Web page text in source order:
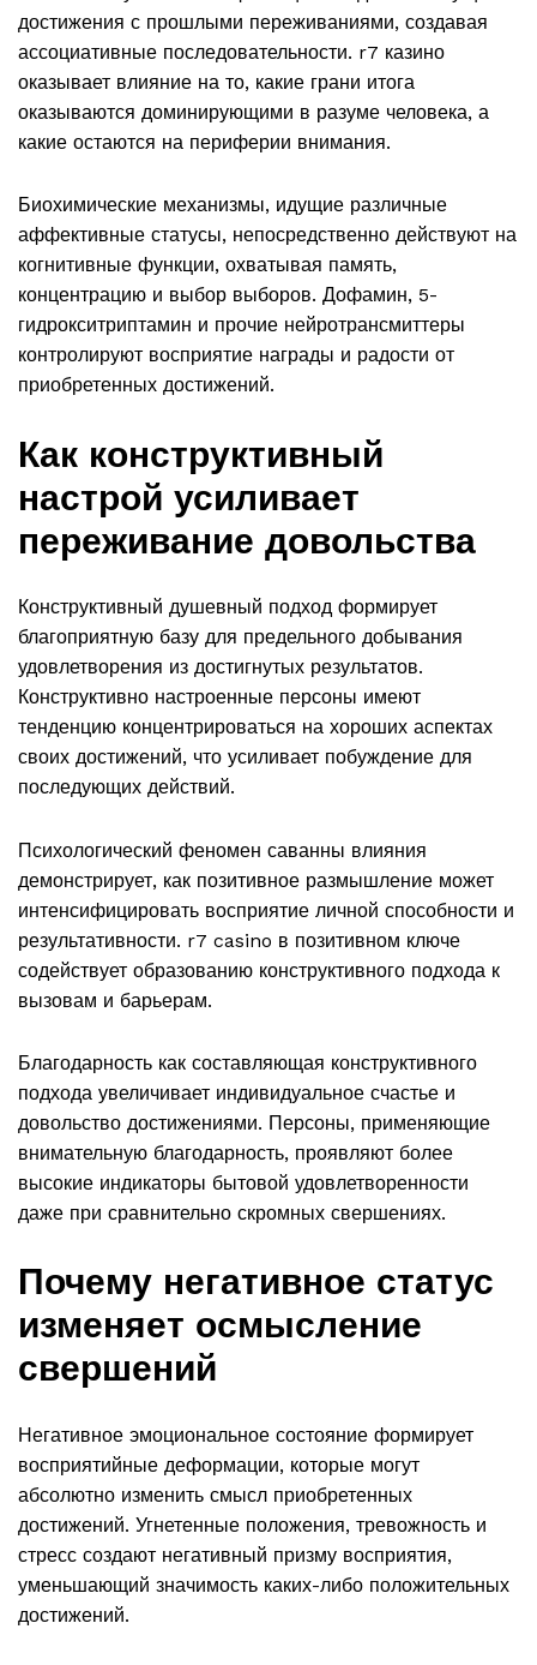
достижения с прошлыми переживаниями, создавая
ассоциативные последовательности. r7 казино
оказывает влияние на то, какие грани итога
оказываются доминирующими в разуме человека, а
какие остаются на периферии внимания.
Биохимические механизмы, идущие различные
аффективные статусы, непосредственно действуют на
когнитивные функции, охватывая память,
концентрацию и выбор выборов. Дофамин, 5-
гидрокситриптамин и прочие нейротрансмиттеры
контролируют восприятие награды и радости от
приобретенных достижений.
Как конструктивный
настрой усиливает
переживание довольства
Конструктивный душевный подход формирует
благоприятную базу для предельного добывания
удовлетворения из достигнутых результатов.
Конструктивно настроенные персоны имеют
тенденцию концентрироваться на хороших аспектах
своих достижений, что усиливает побуждение для
последующих действий.
Психологический феномен саванны влияния
демонстрирует, как позитивное размышление может
интенсифицировать восприятие личной способности и
результативности. r7 casino в позитивном ключе
содействует образованию конструктивного подхода к
вызовам и барьерам.
Благодарность как составляющая конструктивного
подхода увеличивает индивидуальное счастье и
довольство достижениями. Персоны, применяющие
внимательную благодарность, проявляют более
высокие индикаторы бытовой удовлетворенности
даже при сравнительно скромных свершениях.
Почему негативное статус
изменяет осмысление
свершений
Негативное эмоциональное состояние формирует
восприятийные деформации, которые могут
абсолютно изменить смысл приобретенных
достижений. Угнетенные положения, тревожность и
стресс создают негативный призму восприятия,
уменьшающий значимость каких-либо положительных
достижений.